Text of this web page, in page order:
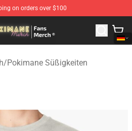
on orders over $100
Pokimane Merchandise Shop
/Pokimane Süßigkeiten